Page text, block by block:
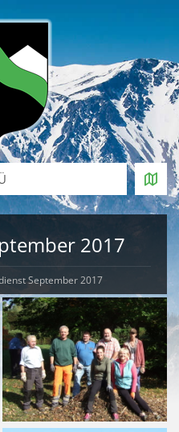
2017
September 2017